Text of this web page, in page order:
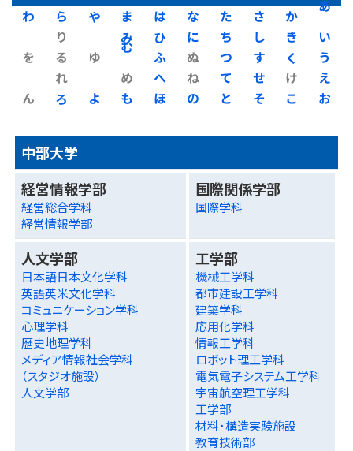
あ
い
う
え
お
か
き
く
け
こ
さ
し
す
せ
そ
た
ち
つ
て
と
な
に
ぬ
ね
の
は
ひ
ふ
へ
ほ
ま
み
む
め
も
や
ゆ
よ
ら
り
る
れ
ろ
わ
を
ん
中部大学
経営情報学部
経営総合学科
経営情報学部
国際関係学部
国際学科
人文学部
日本語日本文化学科
英語英米文化学科
コミュニケーション学科
心理学科
歴史地理学科
メディア情報社会学科
（スタジオ施設）
人文学部
工学部
機械工学科
都市建設工学科
建築学科
応用化学科
情報工学科
ロボット理工学科
電気電子システム工学科
宇宙航空理工学科
工学部
材料・構造実験施設
教育技術部